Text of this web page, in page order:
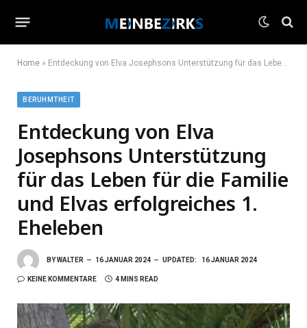
Home » Entdeckung von Elva Josephsons Unterstützung für das Leben für die Familie und Elvas erfolgreiches 1. Eheleben
BERUHMTHEIT
Entdeckung von Elva
Josephsons Unterstützung
für das Leben für die Familie
und Elvas erfolgreiches 1.
Eheleben
BYWALTER 16 JANUAR 2024 UPDATED: 16 JANUAR 2024
KEINE KOMMENTARE 4 MINS READ